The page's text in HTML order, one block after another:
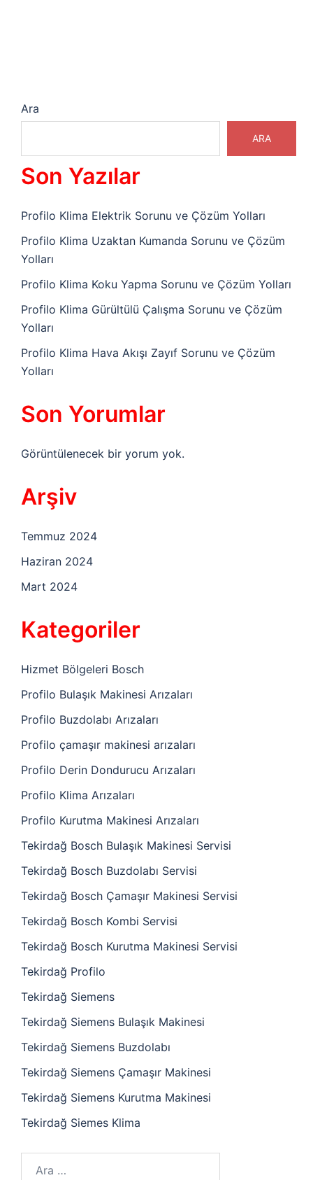
Ara
ARA
Son Yazılar
Profilo Klima Elektrik Sorunu ve Çözüm Yolları
Profilo Klima Uzaktan Kumanda Sorunu ve Çözüm
Yolları
Profilo Klima Koku Yapma Sorunu ve Çözüm Yolları
Profilo Klima Gürültülü Çalışma Sorunu ve Çözüm
Yolları
Profilo Klima Hava Akışı Zayıf Sorunu ve Çözüm
Yolları
Son Yorumlar
Görüntülenecek bir yorum yok.
Arşiv
Temmuz 2024
Haziran 2024
Mart 2024
Kategoriler
Hizmet Bölgeleri Bosch
Profilo Bulaşık Makinesi Arızaları
Profilo Buzdolabı Arızaları
Profilo çamaşır makinesi arızaları
Profilo Derin Dondurucu Arızaları
Profilo Klima Arızaları
Profilo Kurutma Makinesi Arızaları
Tekirdağ Bosch Bulaşık Makinesi Servisi
Tekirdağ Bosch Buzdolabı Servisi
Tekirdağ Bosch Çamaşır Makinesi Servisi
Tekirdağ Bosch Kombi Servisi
Tekirdağ Bosch Kurutma Makinesi Servisi
Tekirdağ Profilo
Tekirdağ Siemens
Tekirdağ Siemens Bulaşık Makinesi
Tekirdağ Siemens Buzdolabı
Tekirdağ Siemens Çamaşır Makinesi
Tekirdağ Siemens Kurutma Makinesi
Tekirdağ Siemes Klima